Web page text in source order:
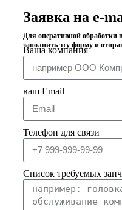
Заявка на e-
Для оперативной обработки
заполнить эту форму и
Ваша компания
ваш Email
Телефон для связи
Список требуемых